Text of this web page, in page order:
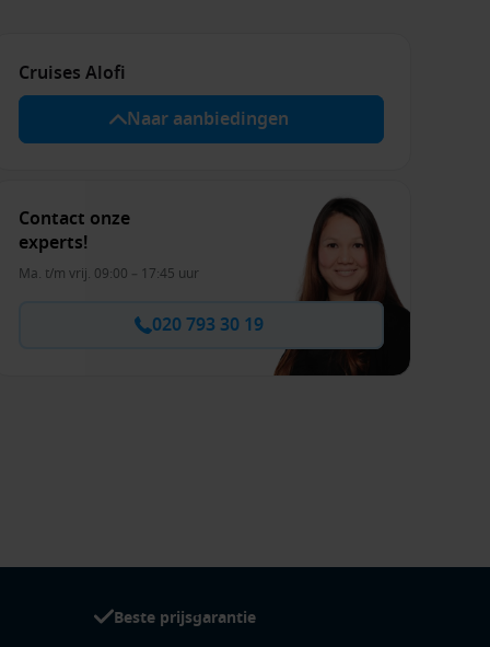
Cruises Alofi
Naar aanbiedingen
Contact onze
experts!
Ma. t/m vrij. 09:00 – 17:45 uur
020 793 30 19
Beste prijsgarantie